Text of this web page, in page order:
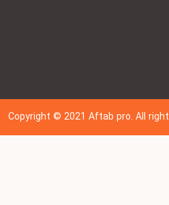
Copyright © 202 1Aftab pro. All